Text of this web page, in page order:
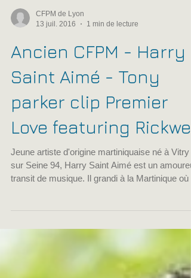
CFPM de Lyon
13 juil. 2016
1 min de lecture
Ancien CFPM - Harry
Saint Aimé - Tony
parker clip Premier
Love featuring Rickwel
Jeune artiste d'origine martiniquaise né à Vitry
sur Seine 94, Harry Saint Aimé est un
transit de musique. Il grandi à la Martinique où il
sur le territoire local. De retour en France , il
résidait à Lyon pour poursuivre ses études en
musicologie et au CFPM de Lyon dont il sort
diplômé après deux année d'études. La